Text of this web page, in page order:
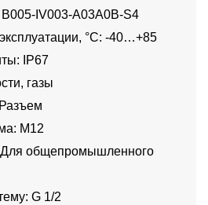
IV003-A03A0B-S4
°C: -40…+85
IP67
газы
M12
общепромышленного
G 1/2